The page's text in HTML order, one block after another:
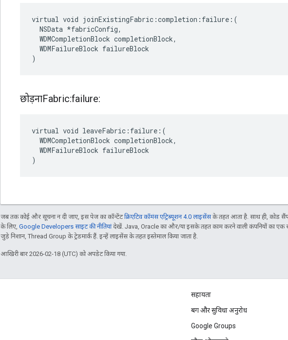
virtual void joinExistingFabric:completion:failure:(
  NSData *fabricConfig,
  WDMCompletionBlock completionBlock,
  WDMFailureBlock failureBlock
)
छोड़नाFabric:failure:
virtual void leaveFabric:failure:(
  WDMCompletionBlock completionBlock,
  WDMFailureBlock failureBlock
)
जब तक कोई और सूचना न दी जाए, इस पेज का कॉन्टेंटक्रिएटिव कॉमंस एट्रिब्यूशन 4.0 लाइसेंसके तहत आता है. साथ ही, कोड
के लिए, Google Developers साइट की नीतियांदेखें. Java, Oracle का और/या इसके तहत काम करने वाली कंपनियों का एक
जुड़े निशान, Thread Group के ट्रेडमार्क हैं. इन्हें लाइसेंस के तहत इस्तेमाल किया जाता है.
आखिरी बार 2026-02-18 (UTC) को अपडेट किया गया.
सहायता
बग और सुविधा अनुरोध
Google Groups